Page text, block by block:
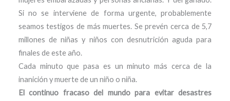
Si no se interviene de forma urgente, probablemente
seamos testigos de más muertes. Se prevén cerca de 5,7
millones de niñas y niños con desnutrición aguda para
finales de este año.
Cada minuto que pasa es un minuto más cerca de la
inanición y muerte de un niño o niña.
El continuo fracaso del mundo para evitar desastres